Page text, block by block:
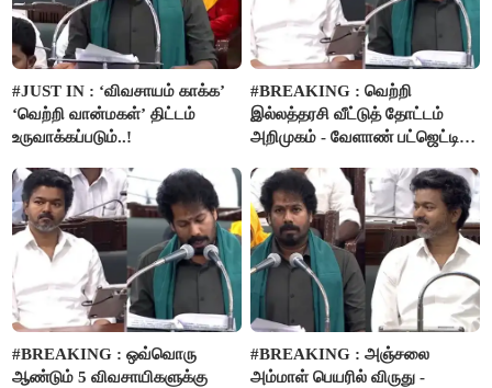
#JUST IN : ‘விவசாயம் காக்க’
‘வெற்றி வான்மகள்’ திட்டம்
உருவாக்கப்படும்..!
#BREAKING : வெற்றி
இல்லத்தரசி வீட்டுத் தோட்டம்
அறிமுகம் - வேளாண் பட்ஜெட்டில்
#BREAKING : ஒவ்வொரு
ஆண்டும் 5 விவசாயிகளுக்கு
#BREAKING : அஞ்சலை
அம்மாள் பெயரில் விருது -